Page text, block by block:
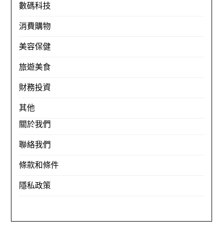
數碼科技
消費購物
美容保健
旅遊美食
財務投資
其他
關於我們
聯絡我們
條款和條件
隱私政策